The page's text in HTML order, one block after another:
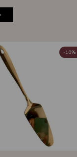
-10%